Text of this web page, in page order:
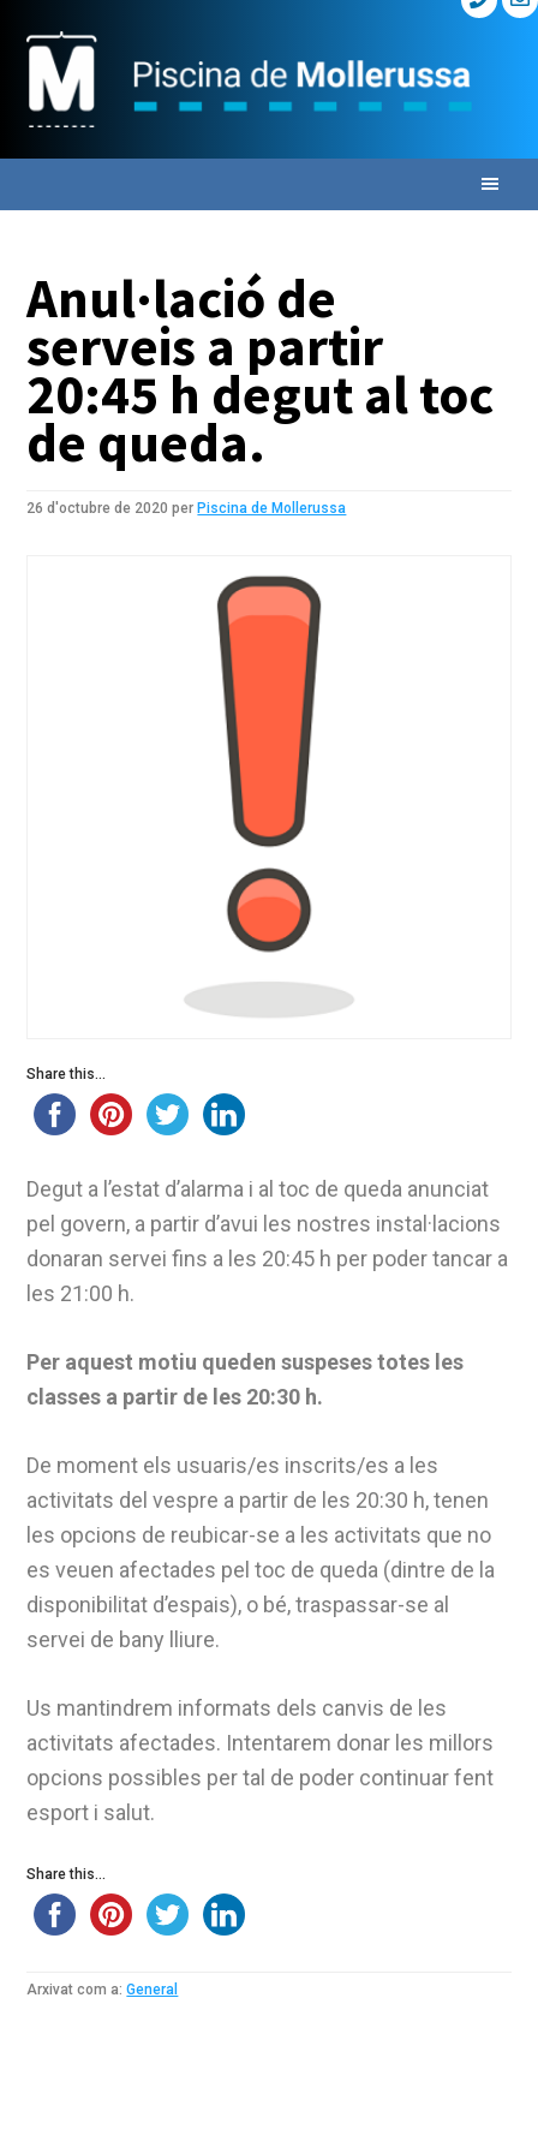
primary
navigation
content
primary
sidebar
Anul·lació de
serveis a partir
20:45 h degut al toc
de queda.
26 d'octubre de 2020 per Piscina de Mollerussa
Share this...
Degut a l’estat d’alarma i al toc de queda anunciat
pel govern, a partir d’avui les nostres instal·lacions
donaran servei fins a les 20:45 h per poder tancar a
les 21:00 h.
Per aquest motiu queden suspeses totes les
classes a partir de les 20:30 h.
De moment els usuaris/es inscrits/es a les
activitats del vespre a partir de les 20:30 h, tenen
les opcions de reubicar-se a les activitats que no
es veuen afectades pel toc de queda (dintre de la
disponibilitat d’espais), o bé, traspassar-se al
servei de bany lliure.
Us mantindrem informats dels canvis de les
activitats afectades. Intentarem donar les millors
opcions possibles per tal de poder continuar fent
esport i salut.
Share this...
Arxivat com a:General